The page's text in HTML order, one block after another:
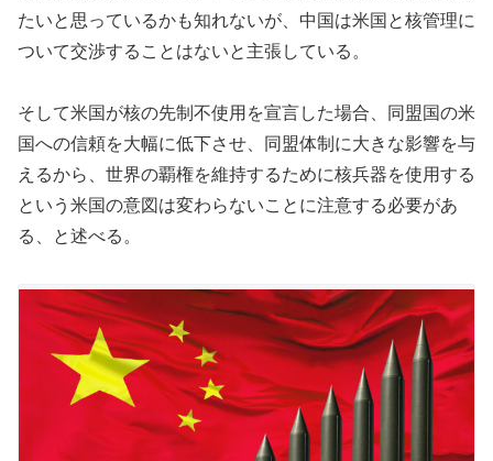
たいと思っているかも知れないが、中国は米国と核管理に
ついて交渉することはないと主張している。
そして米国が核の先制不使用を宣言した場合、同盟国の米
国への信頼を大幅に低下させ、同盟体制に大きな影響を与
えるから、世界の覇権を維持するために核兵器を使用する
という米国の意図は変わらないことに注意する必要があ
る、と述べる。